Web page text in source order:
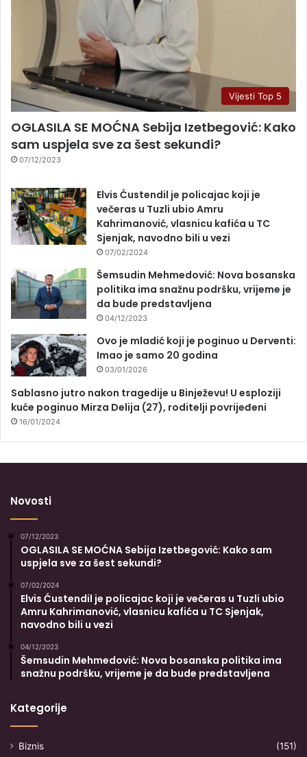
Vijesti Top 5
OGLASILA SE MOĆNA Sebija Izetbegović: Kako
sam uspjela sve za šest sekundi?
07/12/2023
Elvis Ćustendil je policajac koji je
večeras u Tuzli ubio Amru
Kahrimanović, vlasnicu kafića u TC
Sjenjak, navodno bili u vezi
07/02/2024
Šemsudin Mehmedović: Nova bosanska
politika ima snažnu podršku, vrijeme je
da bude predstavljena
04/12/2023
Ovo je mladić koji je poginuo u Derventi:
Imao je samo 20 godina
03/01/2026
Sablasno jutro nakon tragedije u Binježevu! U esploziji
kuće poginuo Mirza Delija (27), roditelji povrijeđeni
16/01/2024
Novosti
07/12/2023
OGLASILA SE MOĆNA Sebija Izetbegović: Kako sam
uspjela sve za šest sekundi?
07/02/2024
Elvis Ćustendil je policajac koji je večeras u Tuzli ubio
Amru Kahrimanović, vlasnicu kafića u TC Sjenjak,
navodno bili u vezi
04/12/2023
Šemsudin Mehmedović: Nova bosanska politika ima
snažnu podršku, vrijeme je da bude predstavljena
Kategorije
Biznis
(151)